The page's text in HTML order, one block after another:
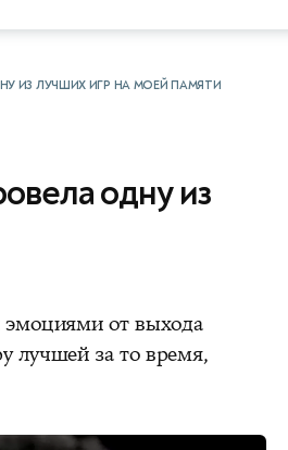
ИЗ ЛУЧШИХ ИГР НА МОЕЙ ПАМЯТИ
одну из
эмоциями от выхода
лучшей за то время,